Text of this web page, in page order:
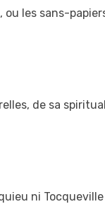
ou les sans-
de sa
ni Tocqueville